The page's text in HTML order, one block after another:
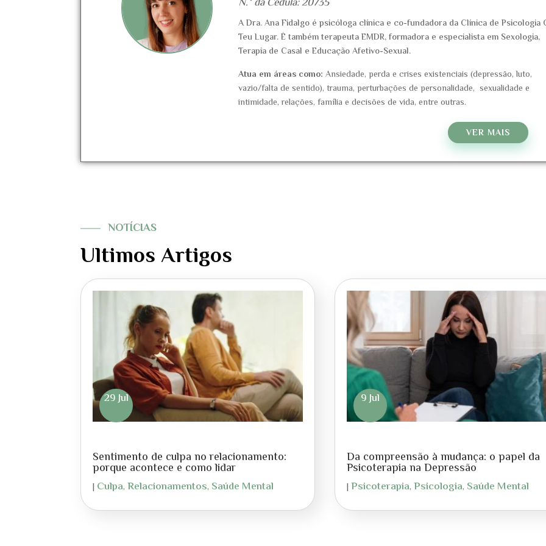
N.º da Cédula: 20735
A Dra. Ana Fidalgo é psicóloga clínica e co-fundadora da Clínica de Psicologia
Teu Lugar. É também terapeuta EMDR, formadora e especialista em Sexologia,
Terapia de Casal e Educação Afetivo-Sexual.
Atua em áreas como: Ansiedade, perda e crises existenciais (depressão, luto,
vazio/falta de sentido), trauma, perturbações de personalidade, sexualidade e
intimidade, relações, família e decisões de vida, entre outras.
VER MAIS
NOTÍCIAS
Ultimos Artigos
Sentimento de culpa no relacionamento:
porque acontece e como lidar
29 Jul
| Culpa, Relacionamentos, Saúde Mental
Da compreensão à mudança: o papel da
Psicoterapia na Depressão
9 Jul
|Psicoterapia,Psicologia, Saúde Mental